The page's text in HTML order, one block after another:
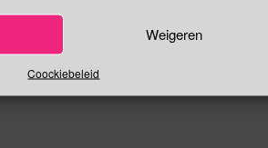
Weigeren
Coockiebeleidvan de